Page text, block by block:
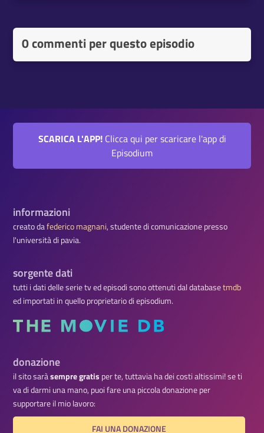
0 commenti per questo episodio
SCARICA L'APP!Clicca qui per scaricare l'app di
Episodium
informazioni
creato dafederico magnani, studente di comunicazione presso
l'università di pavia.
sorgente dati
tutti i dati delle serie tv ed episodi sono ottenuti dal databasetmdb
ed importati in quello proprietario di episodium.
donazione
il sito saràsempre gratis per te, tuttavia ha dei costi altissimi! se ti
va di darmi una mano, puoi fare una piccola donazione per
supportare il mio lavoro:
FAI UNA DONAZIONE